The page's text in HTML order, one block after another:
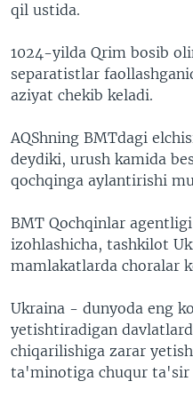
qil ustida.
1024-yilda Qrim bosib
separatistlar
aziyat chekib keladi.
AQShning BMTdagi
deydiki, urush kamida
qochqinga aylantirishi
BMT Qochqinlar
izohlashicha, tashkilot
mamlakatlarda choralar
Ukraina - dunyoda eng
yetishtiradigan
chiqarilishiga zarar
ta'minotiga chuqur ta'sir